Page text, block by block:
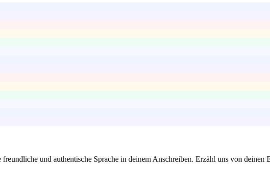
und authentische Sprache in deinem Anschreiben. Erzähl uns von